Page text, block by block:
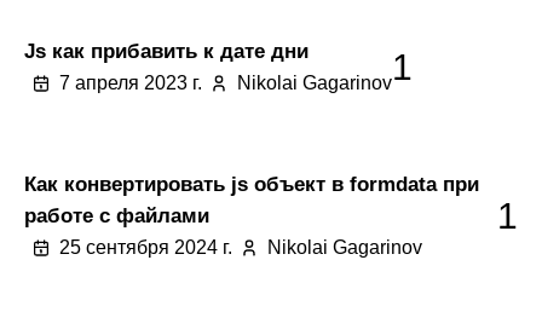
Js как прибавить к дате дни
7 апреля 2023 г. Nikolai Gagarinov1
Как конвертировать js объект в formdata при
работе с файлами
25 сентября 2024 г. Nikolai Gagarinov
1